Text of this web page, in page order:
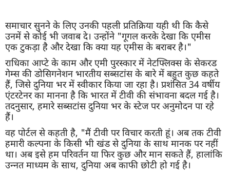
समाचार सुनने के लिए उनकी पहली प्रतिक्रिया यही थी कि कैसे
उनमें से कोई भी जवाब दे। उन्होंने "गूगल करके देखा कि एमीस
एक टुकड़ा है और देखा कि क्या यह एमीस के बराबर है।"
राधिका आप्टे के काम और एमी पुरस्कार में नेटफ्लिक्स के सेकरड
गेम्स की डोसिगनेशन भारतीय सब्सटांस के बारे में बहुत कुछ कहते
हैं, जिसे दुनिया भर में स्वीकार किया जा रहा है। प्रशंसित 34 वर्षीय
एंटरटेनर का मानना है कि भारत में टीवी की संभावना बदल गई है।
तदनुसार, हमारे सब्सटांस दुनिया भर के स्टेज पर अनुमोदन पा रहे
हैं।
वह पोर्टल से कहती है, "मैं टीवी पर विचार करती हूं। अब तक टीवी
हमारी कल्पना के किसी भी खंड से दुनिया के साथ मानक पर नहीं
था। अब इसे हम परिवर्तन या फिर कुछ और मान सकते हैं, हालांकि
उन्नत माध्यम के साथ, दुनिया अब काफी छोटी हो गई है।